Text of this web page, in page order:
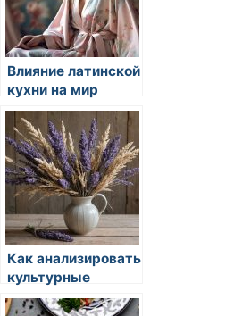
Влияние латинской
кухни на мир
кулинарии
Как анализировать
культурные
традиции через